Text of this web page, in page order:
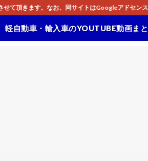
はGoogleアドセンスによる広告を掲載しておりま
軽自動車・輸入車のYOUTUBE動画ま